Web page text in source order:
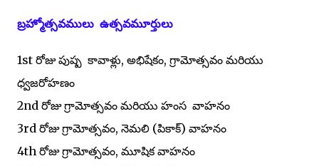
బ్రహ్మోత్సవములు ఉత్సవమూర్తులు
1st రోజు పుష్ప కావాళ్లు, అభిషేకం, గ్రామోత్సవం మరియు
ధ్వజరోహణం
2nd రోజు గ్రామోత్సవం మరియు హంస వాహనం
3rd రోజు గ్రామోత్సవం, నెమలి (పికాక్) వాహనం
4th రోజు గ్రామోత్సవం, మూషిక వాహనం